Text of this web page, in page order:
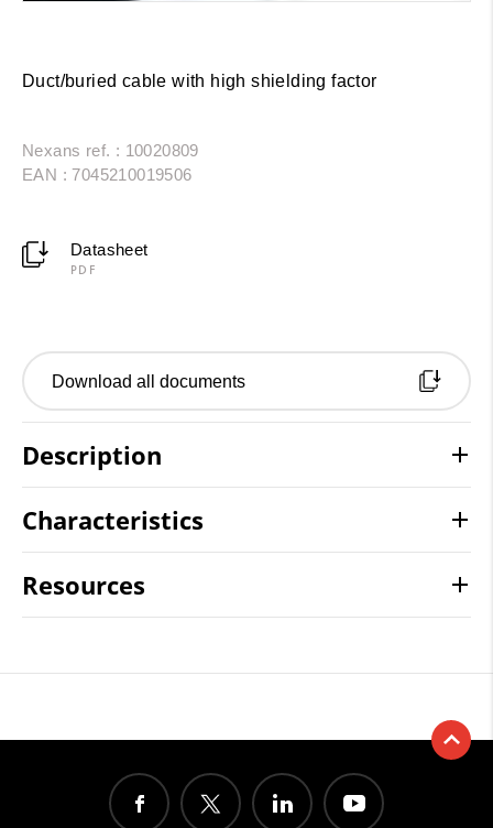
Duct/buried cable with high shielding factor
Nexans ref. : 10020809
EAN : 7045210019506
Datasheet
PDF
Download all documents
Description
Characteristics
Resources